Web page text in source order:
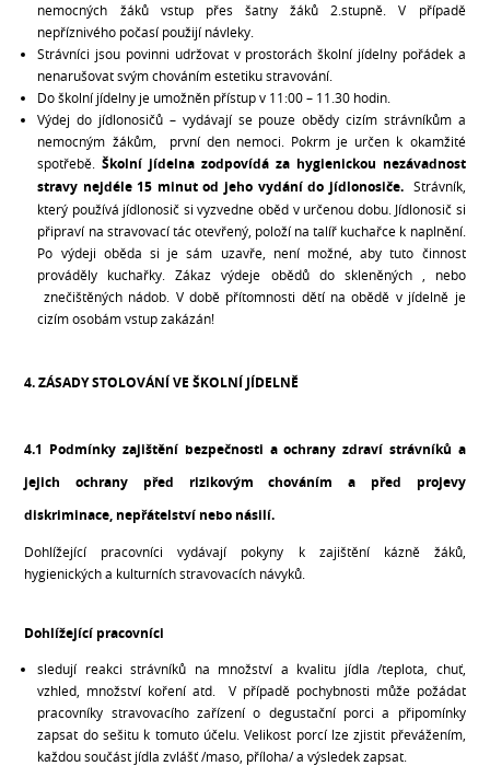
nemocných žáků vstup přes šatny žáků 2.stupně. V případě
nepříznivého počasí použijí návleky.
Strávníci jsou povinni udržovat v prostorách školní jídelny pořádek a
nenarušovat svým chováním estetiku stravování.
Do školní jídelny je umožněn přístup v 11:00 – 11.30 hodin.
Výdej do jídlonosičů – vydávají se pouze obědy cizím strávníkům a
nemocným žákům, první den nemoci. Pokrm je určen k okamžité
spotřebě.Školní jídelna zodpovídá za hygienickou nezávadnost
stravy nejdéle 15 minut od jeho vydání do jídlonosiče.Strávník,
který používá jídlonosič si vyzvedne oběd v určenou dobu. Jídlonosič si
připraví na stravovací tác otevřený, položí na talíř kuchařce k naplnění.
Po výdeji oběda si je sám uzavře, není možné, aby tuto činnost
prováděly kuchařky. Zákaz výdeje obědů do skleněných , nebo
znečištěných nádob. V době přítomnosti dětí na obědě v jídelně je
cizím osobám vstup zakázán!
4. ZÁSADY STOLOVÁNÍ VE ŠKOLNÍ JÍDELNĚ
4.1 Podmínky zajištění bezpečnosti a ochrany zdraví strávníků a
jejich ochrany před rizikovým chováním a před projevy
diskriminace, nepřátelství nebo násilí.
Dohlížející pracovníci vydávají pokyny k zajištění kázně žáků,
hygienických a kulturních stravovacích návyků.
Dohlížející pracovníci
sledují reakci strávníků na množství a kvalitu jídla /teplota, chuť,
vzhled, množství koření atd. V případě pochybnosti může požádat
pracovníky stravovacího zařízení o degustační porci a připomínky
zapsat do sešitu k tomuto účelu. Velikost porcí lze zjistit převážením,
každou součást jídla zvlášť /maso, příloha/ a výsledek zapsat.